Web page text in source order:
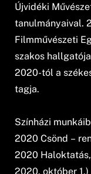
Újvidéki
tanulmányaival.
Filmművészeti
szakos
2020-tól a
tagja.
Színházi
2020 Csönd –
2020
2020. október 1.)